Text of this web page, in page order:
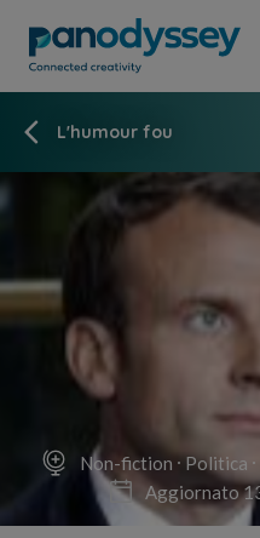
L'humour fou
Non-fiction Politica
Aggiornato